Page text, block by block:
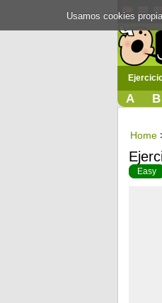
A B
Home
Easy
Usamos cookies